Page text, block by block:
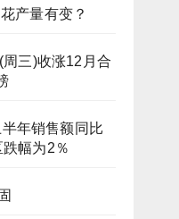
产量有变？
三)收涨12月合
年销售额同比
幅为2％